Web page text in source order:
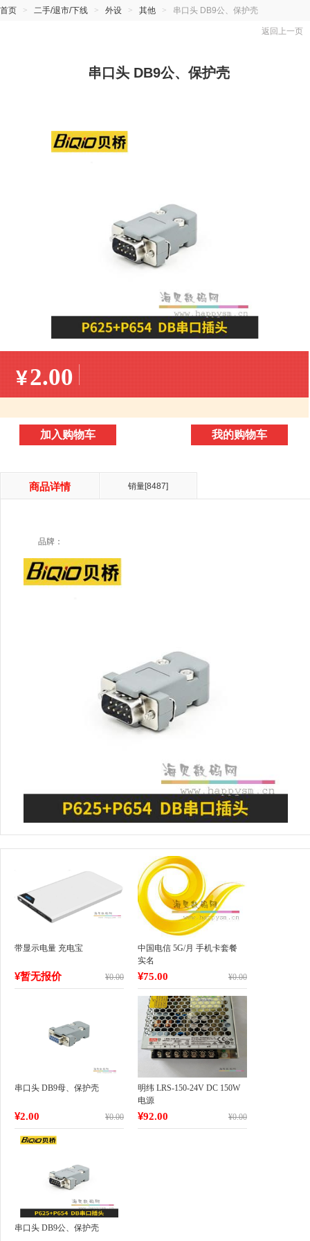
首页 > 二手/退市/下线 > 外设 > 其他 > 串口头 DB9公、保护壳
返回上一页
串口头 DB9公、保护壳
¥2.00
加入购物车 我的购物车
商品详情 销量[8487]
品牌：
带显示电量 充电宝
¥暂无报价 ¥0.00
中国电信 5G/月 手机卡套餐
实名
¥75.00 ¥0.00
串口头 DB9母、保护壳
¥2.00 ¥0.00
明纬 LRS-150-24V DC 150W
电源
¥92.00 ¥0.00
串口头 DB9公、保护壳